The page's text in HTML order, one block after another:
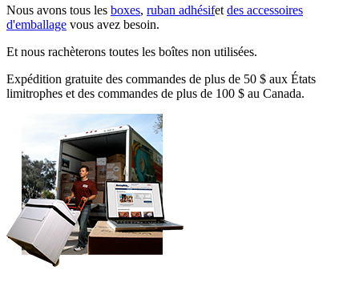
Nous avons tous les boxes, ruban adhésifet des accessoires
d'emballage vous avez besoin.
Et nous rachèterons toutes les boîtes non utilisées.
Expédition gratuite des commandes de plus de 50 $ aux États
limitrophes et des commandes de plus de 100 $ au Canada.